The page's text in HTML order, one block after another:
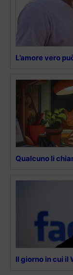
L’amore vero
Qualcuno li
Il giorno in cui il